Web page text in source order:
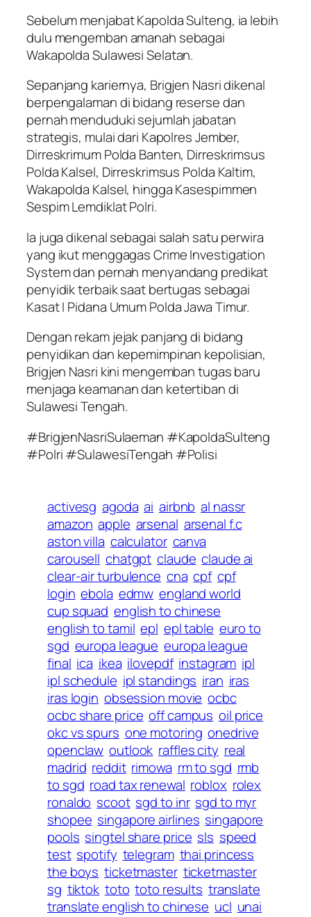
Sebelum menjabat Kapolda Sulteng, ia lebih
dulu mengemban amanah sebagai
Wakapolda Sulawesi Selatan.
Sepanjang kariernya, Brigjen Nasri dikenal
berpengalaman di bidang reserse dan
pernah menduduki sejumlah jabatan
strategis, mulai dari Kapolres Jember,
Dirreskrimum Polda Banten, Dirreskrimsus
Polda Kalsel, Dirreskrimsus Polda Kaltim,
Wakapolda Kalsel, hingga Kasespimmen
Sespim Lemdiklat Polri.
Ia juga dikenal sebagai salah satu perwira
yang ikut menggagas Crime Investigation
System dan pernah menyandang predikat
penyidik terbaik saat bertugas sebagai
Kasat I Pidana Umum Polda Jawa Timur.
Dengan rekam jejak panjang di bidang
penyidikan dan kepemimpinan kepolisian,
Brigjen Nasri kini mengemban tugas baru
menjaga keamanan dan ketertiban di
Sulawesi Tengah.
#BrigjenNasriSulaeman #KapoldaSulteng
#Polri #SulawesiTengah #Polisi
activesg agoda ai airbnb al nassr
amazon apple arsenal arsenal f.c
aston villa calculator canva
carousell chatgpt claude claude ai
clear-air turbulence cna cpf cpf
login ebola edmw england world
cup squad english to chinese
english to tamil epl epl table euro to
sgd europa league europa league
final ica ikea ilovepdf instagram ipl
ipl schedule ipl standings iran iras
iras login obsession movie ocbc
ocbc share price off campus oil price
okc vs spurs one motoring onedrive
openclaw outlook raffles city real
madrid reddit rimowa rm to sgd rmb
to sgd road tax renewal roblox rolex
ronaldo scoot sgd to inr sgd to myr
shopee singapore airlines singapore
pools singtel share price sls speed
test spotify telegram thai princess
the boys ticketmaster ticketmaster
sg tiktok toto toto results translate
translate english to chinese ucl unai